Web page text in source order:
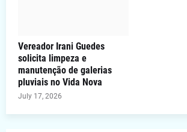
Vereador Irani Guedes
solicita limpeza e
manutenção de galerias
pluviais no Vida Nova
July 17, 2026